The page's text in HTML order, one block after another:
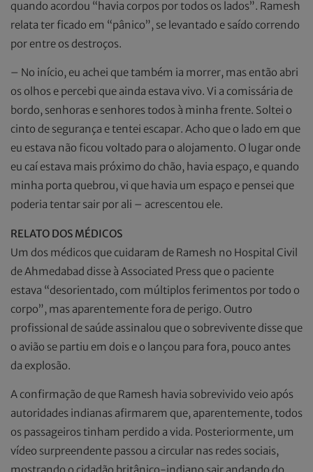
quando acordou “havia corpos por todos os lados”. Ramesh
relata ter ficado em “pânico”, se levantado e saído correndo
por entre os destroços.
– No início, eu achei que também ia morrer, mas então abri
os olhos e percebi que ainda estava vivo. Vi a comissária de
bordo, senhoras e senhores todos à minha frente. Soltei o
cinto de segurança e tentei escapar. Acho que o lado em que
eu estava não ficou voltado para o alojamento. O lugar onde
eu caí estava mais próximo do chão, havia espaço, e quando
minha porta quebrou, vi que havia um espaço e pensei que
poderia tentar sair por ali – acrescentou ele.
RELATO DOS MÉDICOS
Um dos médicos que cuidaram de Ramesh no Hospital Civil
de Ahmedabad disse à Associated Press que o paciente
estava “desorientado, com múltiplos ferimentos por todo o
corpo”, mas aparentemente fora de perigo. Outro
profissional de saúde assinalou que o sobrevivente disse que
o avião se partiu em dois e o lançou para fora, pouco antes
da explosão.
A confirmação de que Ramesh havia sobrevivido veio após
autoridades indianas afirmarem que, aparentemente, todos
os passageiros tinham perdido a vida. Posteriormente, um
vídeo surpreendente passou a circular nas redes sociais,